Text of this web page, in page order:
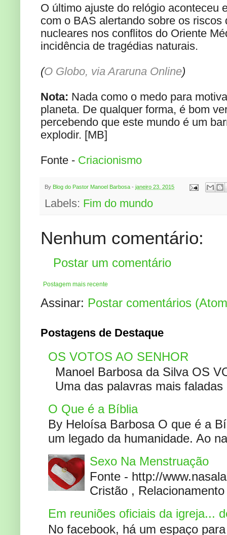
O último ajuste do relógio aconteceu
com o BAS alertando sobre os riscos
nucleares nos conflitos do Oriente
incidência de tragédias naturais.
(O Globo, via Araruna Online)
Nota: Nada como o medo para
planeta. De qualquer forma, é bom
percebendo que este mundo é um
explodir. [MB]
Fonte - Criacionismo
By Blog do Pastor Manoel Barbosa - janeiro 23, 2015
Labels: Fim do mundo
Nenhum comentário:
Postar um comentário
Postagem mais recente
Assinar: Postar comentários
Postagens de Destaque
OS VOTOS AO SENHOR
Manoel Barbosa da Silva OS
Uma das palavras mais
O Que é a Bíblia
By Heloísa Barbosa O que é a
um legado da humanidade. Ao
Sexo Na Menstruação
Fonte - http://
Cristão ,
Em reuniões oficiais da igreja...
No facebook, há um espaço